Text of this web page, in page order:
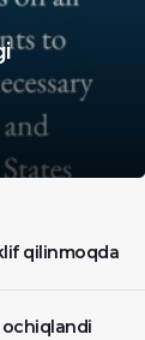
qilinmoqda
ochiqlandi